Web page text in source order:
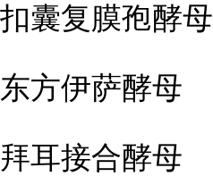
扣囊复膜孢酵母
东方伊萨酵母
拜耳接合酵母